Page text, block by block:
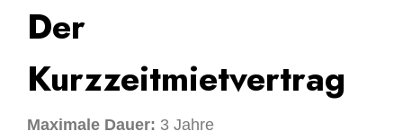
Der
Kurzzeitmietvertrag
Maximale Dauer: 3 Jahre